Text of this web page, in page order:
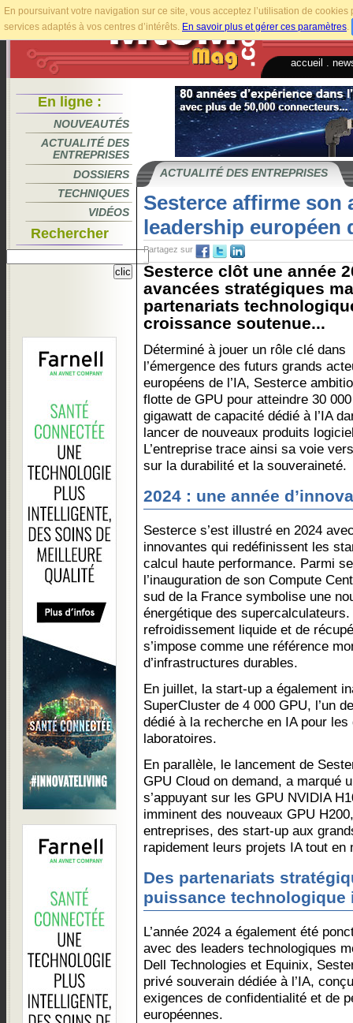
En poursuivant votre navigation sur ce site, vous acceptez l’utilisation de
services adaptés à vos centres d’intérêts. En savoir plus et gérer ces paramètres.
accueil
En ligne :
NOUVEAUTÉS
ACTUALITÉ DES
ENTREPRISES
DOSSIERS
TECHNIQUES
VIDÉOS
Rechercher
ACTUALITÉ DES ENTREPRISES
Sesterce affirme son
leadership européen
Partagez sur
Sesterce clôt une année
avancées stratégiques
partenariats
croissance soutenue...
Déterminé à jouer un rôle clé dans
l’émergence des futurs grands
européens de l’IA, Sesterce
flotte de GPU pour atteindre 30
gigawatt de capacité dédié à l’IA
lancer de nouveaux produits
L’entreprise trace ainsi sa voie
sur la durabilité et la souveraineté.
2024 : une année
Sesterce s’est illustré en 2024
innovantes qui redéfinissent les
calcul haute performance. Parmi
l’inauguration de son Compute
sud de la France symbolise une
énergétique des
refroidissement liquide et de
s’impose comme une référence
d’infrastructures durables.
En juillet, la start-up a également
SuperCluster de 4 000 GPU, l’un
dédié à la recherche en IA pour
laboratoires.
En parallèle, le lancement de
GPU Cloud on demand, a marqué
s’appuyant sur les GPU NVIDIA
imminent des nouveaux GPU
entreprises, des start-up aux
rapidement leurs projets IA tout
Des partenariats
puissance technologique
L’année 2024 a également été
avec des leaders technologiques
Dell Technologies et Equinix,
privé souverain dédiée à l’IA,
exigences de confidentialité et de
européennes.